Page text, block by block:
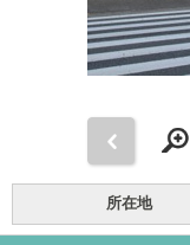
所在地